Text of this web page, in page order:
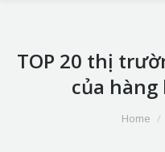
TOP 20 thị
của hàng
Home